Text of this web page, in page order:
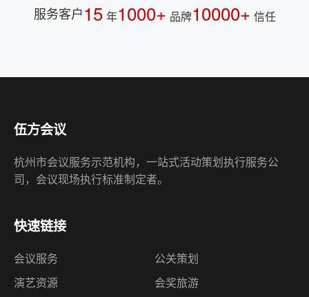
服务客户15 年1000+ 品牌10000+ 信任
伍方会议
杭州市会议服务示范机构，一站式活动策划执行服务公
司，会议现场执行标准制定者。
快速链接
会议服务
公关策划
演艺资源
会奖旅游